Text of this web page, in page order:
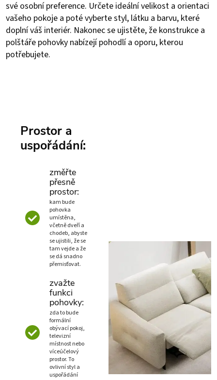
své osobní preference. Určete ideální velikost a orientaci
vašeho pokoje a poté vyberte styl, látku a barvu, které
doplní váš interiér. Nakonec se ujistěte, že konstrukce a
polštáře pohovky nabízejí pohodlí a oporu, kterou
potřebujete.
Prostor a
uspořádání:
změřte
přesně
prostor:
kam bude
pohovka
umístěna,
včetně dveří a
chodeb, abyste
se ujistili, že se
tam vejde a že
se dá snadno
přemisťovat.
zvažte
funkci
pohovky:
zda to bude
formální
obývací pokoj,
televizní
místnost nebo
víceúčelový
prostor. To
ovlivní styl a
uspořádání